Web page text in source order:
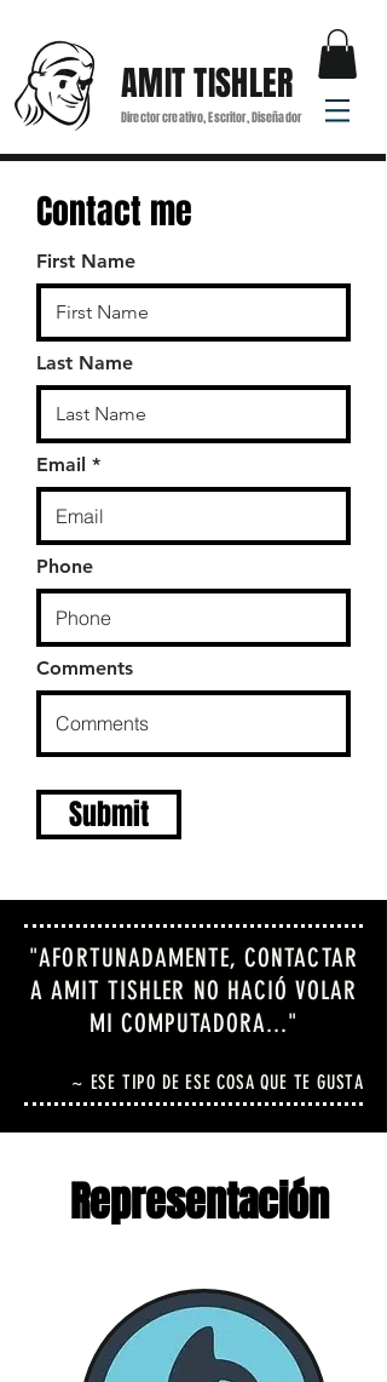
AMIT TISHLER
Director creativo, Escritor, Diseñador
Contact me
First Name
Last Name
Email
Phone
Comments
Submit
"AFORTUNADAMENTE, CONTACTAR
A AMIT TISHLER NO HACIÓ VOLAR
MI COMPUTADORA..."
~ ESE TIPO DE ESE COSA QUE TE GUSTA
Representación